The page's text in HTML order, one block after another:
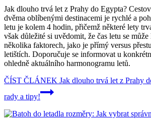
Jak dlouho trvá let z Prahy do Egypta?
dvěma oblíbenými destinacemi je rychlé a
letu je kolem 4 hodin, přičemž některé lety
však důležité si uvědomit, že čas letu se
několika faktorech, jako je přímý versus
letištích. Doporučuje se informovat u
ohledně aktuálního harmonogramu letů.
ČÍST ČLÁNEK Jak dlouho trvá let z Prahy
rady a tipy!